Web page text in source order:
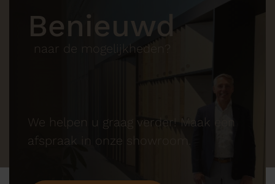
Benieuwd
naar de mogelijkheden?
We helpen u graag verder! Maak een
afspraak in onze showroom.